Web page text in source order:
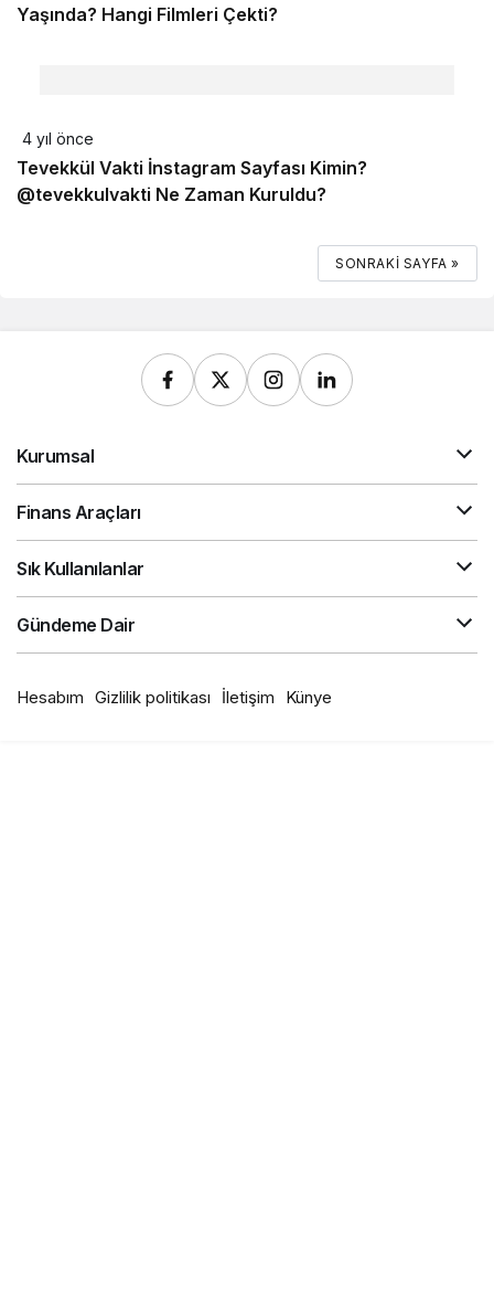
Yaşında? Hangi Filmleri Çekti?
4 yıl önce
Tevekkül Vakti İnstagram Sayfası Kimin?
@tevekkulvakti Ne Zaman Kuruldu?
SONRAKI SAYFA »
Kurumsal
Finans Araçları
Sık Kullanılanlar
Gündeme Dair
Hesabım Gizlilik politikası İletişim Künye